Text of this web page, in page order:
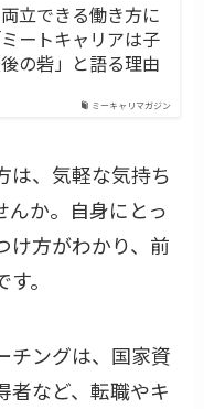
ミーキャリマガジン
立できる働き方に
ートキャリアは子
の砦」と語る理由
は、気軽な気持ち
んか。自身にとっ
け方がわかり、前
。
チングは、国家資
者など、転職やキ